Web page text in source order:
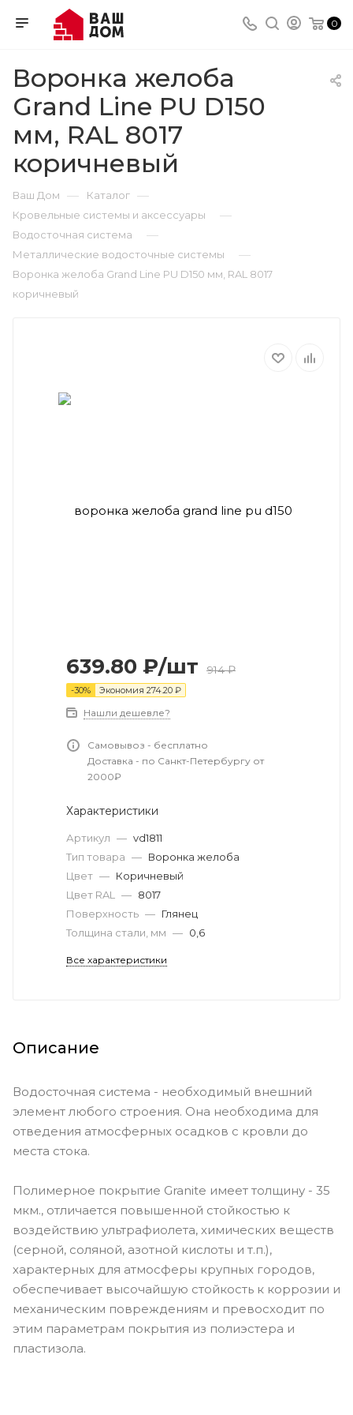
0
Воронка желоба
Grand Line PU D150
мм, RAL 8017
коричневый
Ваш Дом — Каталог —
Кровельные системы и аксессуары —
Водосточная система —
Металлические водосточные системы —
Воронка желоба Grand Line PU D150 мм, RAL 8017
коричневый
639.80 ₽/шт 914₽
-30% Экономия 274.20 ₽
Нашли дешевле?
Самовывоз - бесплатно
Доставка - по Санкт-Петербургу от
2000₽
Характеристики
Артикул — vd1811
Тип товара — Воронка желоба
Цвет — Коричневый
Цвет RAL
— 8017
Поверхность — Глянец
Толщина стали, мм — 0,6
Все характеристики
Описание
Водосточная система - необходимый внешний
элемент любого строения. Она необходима для
отведения атмосферных осадков с кровли до
места стока.
Полимерное покрытие Granite имеет толщину - 35
мкм., отличается повышенной стойкостью к
воздействию ультрафиолета, химических веществ
(серной, соляной, азотной кислоты и т.п.),
характерных для атмосферы крупных городов,
обеспечивает высочайшую стойкость к коррозии и
механическим повреждениям и превосходит по
этим параметрам покрытия из полиэстера и
пластизола.